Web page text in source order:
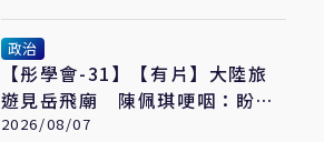
政治
【彤學會-31】【有片】大陸旅
遊見岳飛廟 陳佩琪哽咽：盼能
為柯文哲京華城案平反
2026/08/07